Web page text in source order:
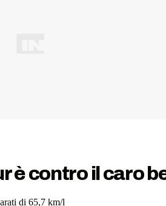
è contro il caro
di 65,7 km/l